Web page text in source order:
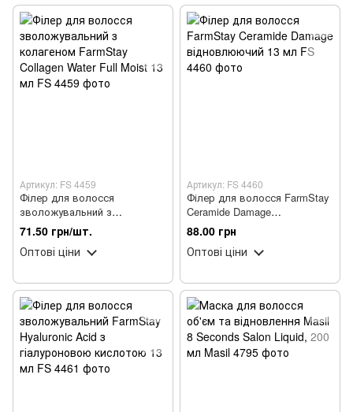
Артикул: FS 4459
Філер для волосся
зволожувальний з
колагеном FarmStay Collagen
Water Full Moist 13 мл
71.50 грн/шт.
Оптові ціни
Артикул: FS 4460
Філер для волосся FarmStay
Ceramide Damage
відновлюючий 13 мл
88.00 грн
Оптові ціни